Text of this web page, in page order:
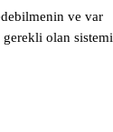
ve var
olan sistemi